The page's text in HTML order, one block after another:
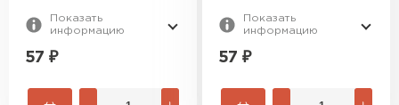
Показать
информацию
57 ₽
Показать
информацию
57 ₽